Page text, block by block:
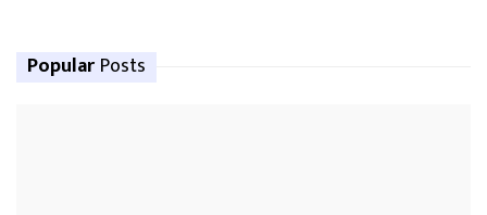
Popular Posts